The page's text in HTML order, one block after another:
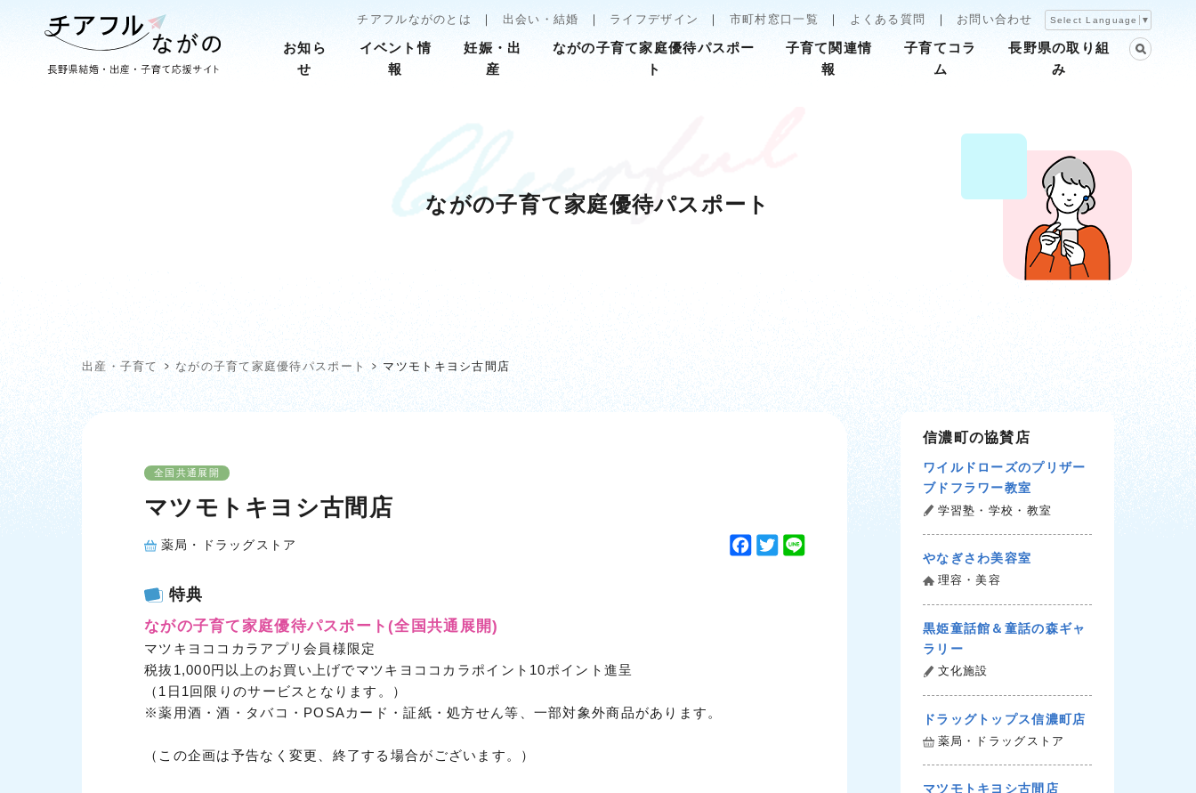
チアフルながのとは 出会い・結婚 ライフデザイン 市町村窓口一覧 よくある質問 お問い合わせ Select Language ▼
お知ら
せ
イベント情
報
妊娠・出
産
ながの子育て家庭優待パスポー
ト
子育て関連情
報
子育てコラ
ム
長野県の取り組
み
ながの子育て家庭優待パスポート
出産・子育て ながの子育て家庭優待パスポート マツモトキヨシ古間店
全国共通展開
マツモトキヨシ古間店
薬局・ドラッグストア
F
T
特典
ながの子育て家庭優待パスポート (全国共通展開)
マツキヨココカラアプリ会員様限定
税抜1,000円以上のお買い上げでマツキヨココカラポイント10ポイント進呈
（1日1回限りのサービスとなります。）
※薬用酒・酒・タバコ・POSAカード・証紙・処方せん等、一部対象外商品があります。
（この企画は予告なく変更、終了する場合がございます。）
信濃町の協賛店
ワイルドローズのプリザー
ブドフラワー教室
学習塾・学校・教室
やなぎさわ美容室
理容・美容
黒姫童話館＆童話の森ギャ
ラリー
文化施設
ドラッグトップス信濃町店
薬局・ドラッグストア
マツモトキヨシ古間店